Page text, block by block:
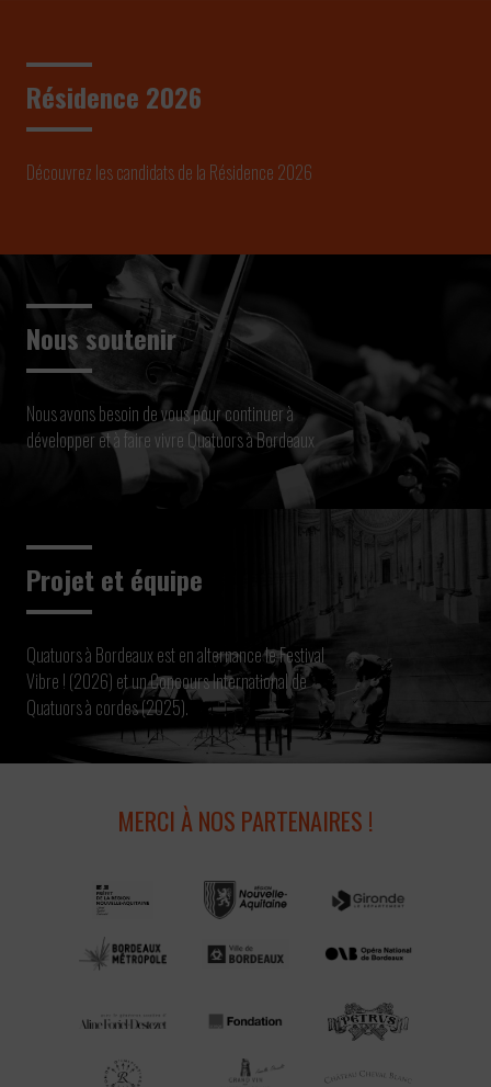
Résidence 2026
Découvrez les candidats de la Résidence 2026
Nous soutenir
Nous avons besoin de vous pour continuer à
développer et à faire vivre Quatuors à Bordeaux
Projet et équipe
Quatuors à Bordeaux est en alternance le Festival
Vibre ! (2026) et un Concours International de
Quatuors à cordes (2025).
MERCI À NOS PARTENAIRES !